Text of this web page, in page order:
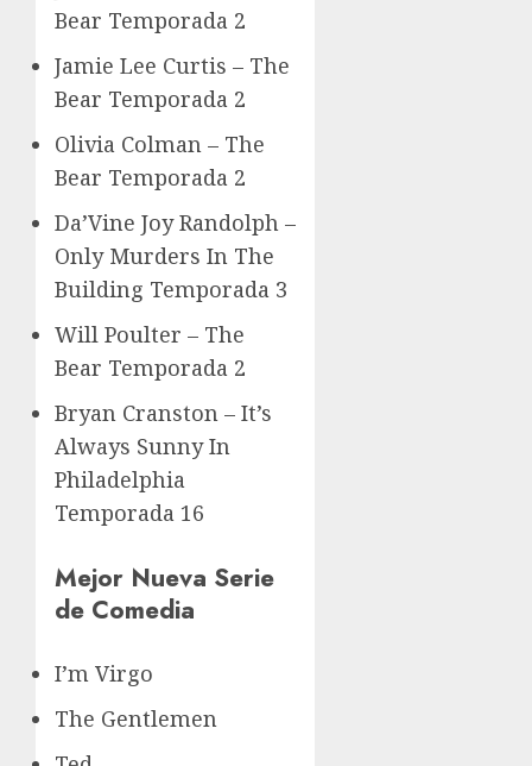
Bear Temporada 2
Jamie Lee Curtis – The
Bear Temporada 2
Olivia Colman – The
Bear Temporada 2
Da’Vine Joy Randolph –
Only Murders In The
Building Temporada 3
Will Poulter – The
Bear Temporada 2
Bryan Cranston – It’s
Always Sunny In
Philadelphia
Temporada 16
Mejor Nueva Serie
de Comedia
I’m Virgo
The Gentlemen